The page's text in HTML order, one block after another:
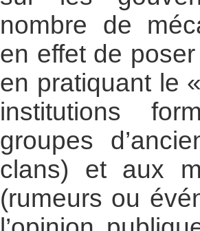
nombre de
en effet de
en pratiquant le
institutions
groupes
clans) et aux
(rumeurs ou